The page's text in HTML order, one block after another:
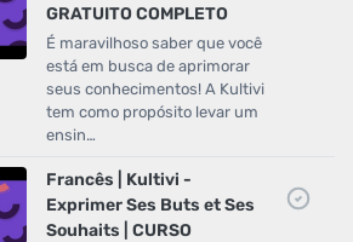
GRATUITO COMPLETO
É maravilhoso saber que você
está em busca de aprimorar
seus conhecimentos! A Kultivi
tem como propósito levar um
ensin…
Francês | Kultivi -
Exprimer Ses Buts et Ses
Souhaits | CURSO